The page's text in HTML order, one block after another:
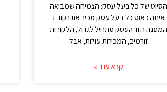
הסיוט של כל בעל עסק: הצמיחה שמביאה
איתה כאוס כל בעל עסק מכיר את נקודת
המפנה הזו: העסק מתחיל לגדול, הלקוחות
זורמים, המכירות עולות, אבל
קרא עוד »